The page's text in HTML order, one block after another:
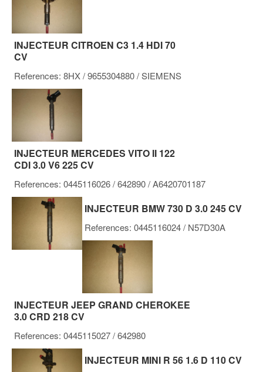
INJECTEUR CITROEN C3 1.4 HDI 70
CV
References: 8HX/ 9655304880/ SIEMENS
INJECTEUR MERCEDES VITO II 122
CDI 3.0 V6 225 CV
References: 0445116026/ 642890/ A6420701187
INJECTEUR BMW 730 D 3.0 245 CV
References: 0445116024/ N57D30A
INJECTEUR JEEP GRAND CHEROKEE
3.0 CRD 218 CV
References: 0445115027/ 642980
INJECTEUR MINI R 56 1.6 D 110 CV